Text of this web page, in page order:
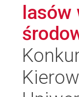
lasów